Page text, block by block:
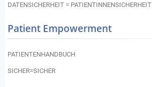
DATENSICHERHEIT = PATIENTINNENSICHERHEIT
Patient Empowerment
PATIENTENHANDBUCH
SICHER=SICHER